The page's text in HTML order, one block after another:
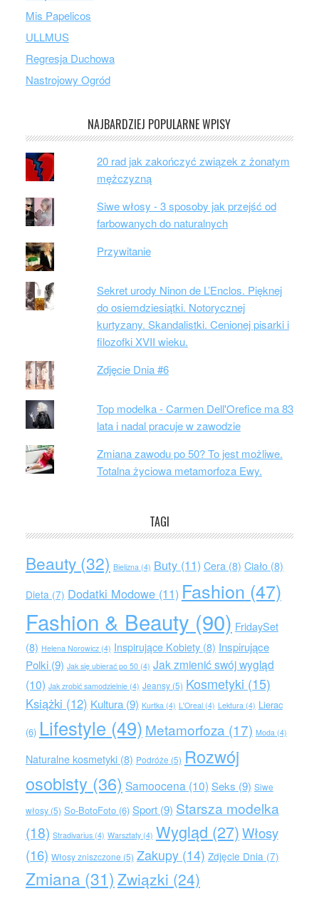
Mis Papelicos
ULLMUS
Regresja Duchowa
Nastrojowy Ogród
NAJBARDZIEJ POPULARNE WPISY
20 rad jak zakończyć związek z żonatym
mężczyzną
Siwe włosy - 3 sposoby jak przejść od
farbowanych do naturalnych
Przywitanie
Sekret urody Ninon de L’Enclos. Pięknej
do osiemdziesiątki. Notorycznej
kurtyzany. Skandalistki. Cenionej pisarki i
filozofki XVII wieku.
Zdjęcie Dnia #6
Top modelka - Carmen Dell'Orefice ma 83
lata i nadal pracuje w zawodzie
Zmiana zawodu po 50? To jest możliwe.
Totalna życiowa metamorfoza Ewy.
TAGI
Beauty(32) Bielizna(4) Buty(11) Cera(8) Ciało(8)
Dieta(7) Dodatki Modowe(11) Fashion (47)
Fashion & Beauty (90) FridaySet
(8) Helena Norowicz(4) Inspirujące Kobiety(8) Inspirujące
Polki(9) Jak się ubierać po 50(4) Jak zmienić swój wygląd
(10) Jak zrobić samodzielnie(4) Jeansy(5) Kosmetyki (15)
Książki (12) Kultura(9) Kurtka(4) L'Oreal(4) Lektura(4) Lierac
(6) Lifestyle (49) Metamorfoza (17) Moda(4)
Naturalne kosmetyki(8) Podróże (5) Rozwój
osobisty (36) Samoocena (10) Seks (9) Siwe
włosy(5) So-BotoFoto(6) Sport(9) Starsza modelka
(18) Stradivarius(4) Warsztaty(4) Wygląd (27)Włosy
(16) Włosy zniszczone (5) Zakupy(14) Zdjęcie Dnia(7)
Zmiana (31) Związki (24)